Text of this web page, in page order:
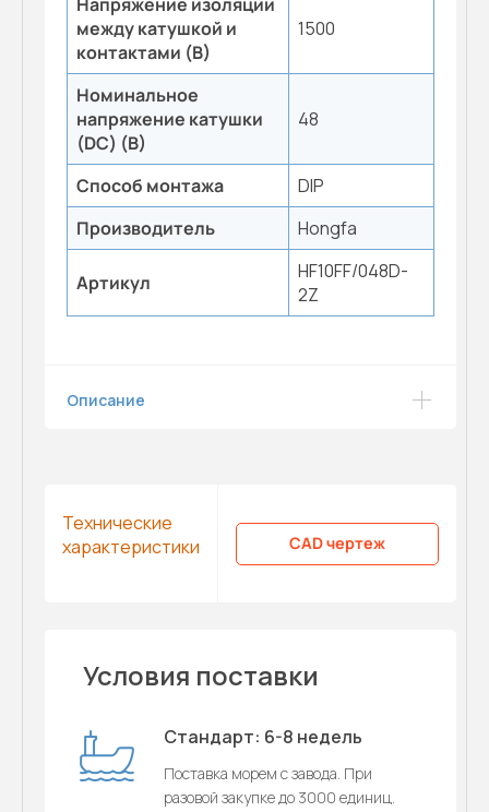
между катушкой и
контактами (В)
1500
Номинальное
напряжение катушки
(DC) (В)
48
Способ монтажа
DIP
Производитель
Hongfa
Артикул
HF10FF/048D-
2Z
Описание
Технические
характеристики
CAD чертеж
Условия поставки
Стандарт: 6-8 недель
Поставка морем с завода. При
разовой закупке до 3000 единиц.